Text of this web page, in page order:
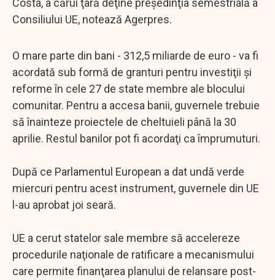
Consiliului UE, notează Agerpres.
O mare parte din bani - 312,5 miliarde de euro - va fi
acordată sub formă de granturi pentru investiţii şi
reforme în cele 27 de state membre ale blocului
comunitar. Pentru a accesa banii, guvernele trebuie
să înainteze proiectele de cheltuieli până la 30
aprilie. Restul banilor pot fi acordaţi ca împrumuturi.
După ce Parlamentul European a dat undă verde
miercuri pentru acest instrument, guvernele din UE
l-au aprobat joi seară.
UE a cerut statelor sale membre să accelereze
procedurile naţionale de ratificare a mecanismului
care permite finanţarea planului de relansare post-